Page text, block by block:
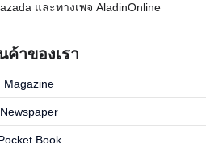
และทางเพจ AladinOnline
ค้าของเรา
Magazine
Newspaper
Book